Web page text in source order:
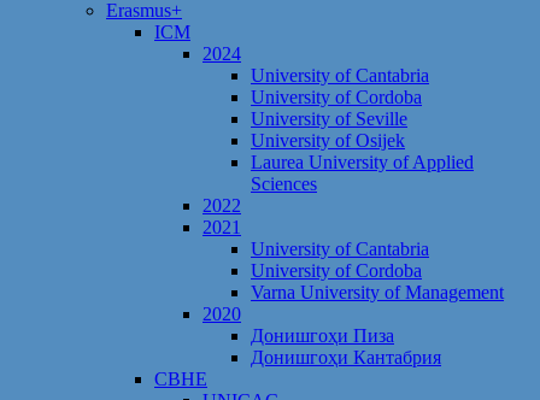
Erasmus+
ICM
2024
University of Cantabria
University of Cordoba
University of Seville
University of Osijek
Laurea University of Applied
Sciences
2022
2021
University of Cantabria
University of Cordoba
Varna University of Management
2020
Донишгоҳи Пиза
Донишгоҳи Кантабрия
CBHE